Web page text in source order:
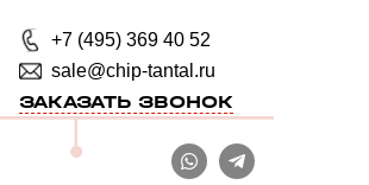
+7 (495) 369 40 52
sale@chip-tantal.ru
ЗАКАЗАТЬ ЗВОНОК